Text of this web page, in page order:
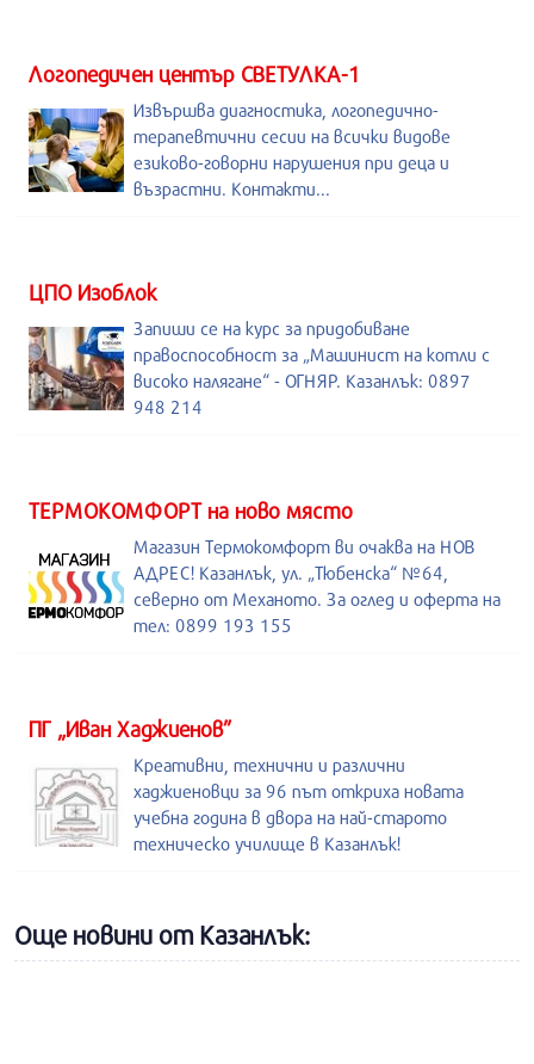
Логопедичен център СВЕТУЛКА-1
Извършва диагностика, логопедично-
терапевтични сесии на всички видове
езиково-говорни нарушения при деца и
възрастни. Контакти...
ЦПО Изоблок
Запиши се на курс за придобиване
правоспособност за „Машинист на котли с
високо налягане“ - ОГНЯР. Казанлък: 0897
948 214
ТЕРМОКОМФОРТ на ново място
Магазин Термокомфорт ви очаква на НОВ
АДРЕС! Казанлък, ул. „Тюбенска“ №64,
северно от Механото. За оглед и оферта на
тел: 0899 193 155
ПГ „Иван Хаджиенов”
Креативни, технични и различни
хаджиеновци за 96 път откриха новата
учебна година в двора на най-старото
техническо училище в Казанлък!
Още новини от Казанлък: